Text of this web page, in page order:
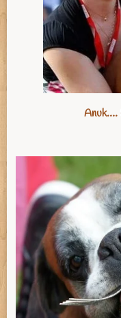
Anuk….